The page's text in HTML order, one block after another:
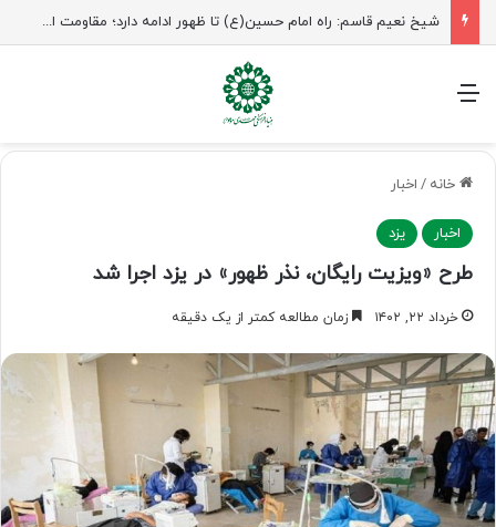
شیخ نعیم قاسم: راه امام حسین(ع) تا ظهور ادامه دارد؛ مقاومت از کربلا الهام می‌گیرد
منو
خانه / اخبار
اخبار یزد
طرح «ویزیت رایگان، نذر ظهور» در یزد اجرا شد
خرداد ۲۲, ۱۴۰۲ زمان مطالعه کمتر از یک دقیقه